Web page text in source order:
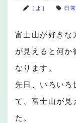
［よ］
日
富士山が好きな
が見えると何か
なります。
先日、いろいろ
て、富士山が見
た。